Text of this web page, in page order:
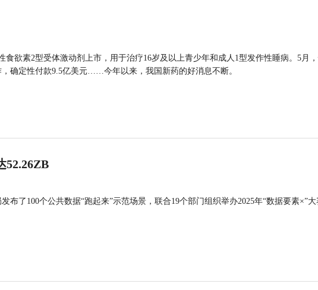
食欲素2型受体激动剂上市，用于治疗16岁及以上青少年和成人1型发作性睡病。5月
确定性付款9.5亿美元……今年以来，我国新药的好消息不断。
52.26ZB
布了100个公共数据“跑起来”示范场景，联合19个部门组织举办2025年“数据要素×”大